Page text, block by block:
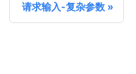
请求输入-复杂参数